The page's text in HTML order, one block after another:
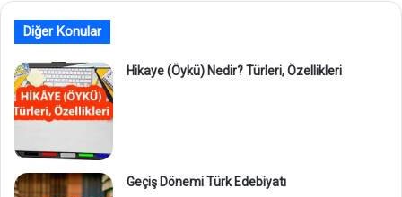
Diğer Konular
Hikaye (Öykü) Nedir? Türleri, Özellikleri
Geçiş Dönemi Türk Edebiyatı